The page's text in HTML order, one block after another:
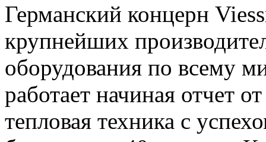
Германский концерн
крупнейших
оборудования по всему
работает начиная отчет
тепловая техника с